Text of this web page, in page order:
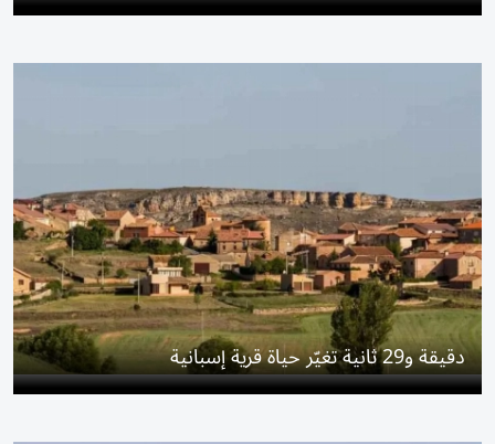
دقيقة و29 ثانية تغيّر حياة قرية إسبانية